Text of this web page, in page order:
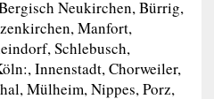
Neukirchen, Bürrig,
Manfort,
Schlebusch,
Innenstadt, Chorweiler,
Mülheim, Nippes, Porz,